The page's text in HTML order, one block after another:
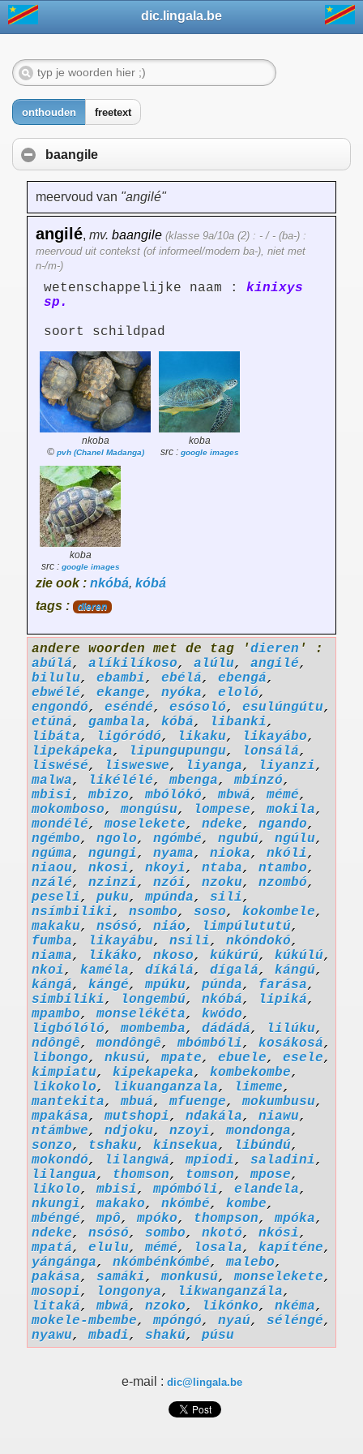
dic.lingala.be
onthouden freetext
baangile
meervoud van "angilé"
angilé, mv. baangile (klasse 9a/10a (2) : - / - (ba-) :
meervoud uit contekst (of informeel/modern ba-), niet met
n-/m-)
wetenschappelijke naam : kinixys
sp.
soort schildpad
nkoba
© pvh (Chanel Madanga)
koba
src : google images
koba
src : google images
zie ook : nkóbá, kóbá
tags :
dieren
andere woorden met de tag 'dieren ' :
abúlá, alíkilíkoso, alúlu, angilé,
bilulu, ebambi, ebélá, ebengá,
ebwélé, ekange, nyóka, eloló,
engondó, eséndé, esósoló, esulúngútu,
etúná, gambala, kóbá, libanki,
libáta, ligóródó, likaku, likayábo,
lipekápeka, lipungupungu, lonsálá,
liswésé, lisweswe, liyanga, liyanzi,
malwa, likélélé,mbenga,mbínzó,
mbisi,mbizo,mbólókó,mbwá,mémé,
mokomboso,mongúsu, lompese,mokila,
mondélé,moselekete, ndeke, ngando,
ngémbo, ngolo, ngómbé, ngubú, ngúlu,
ngúma, ngungi, nyama, nioka, nkóli,
niaou, nkosi, nkoyi, ntaba, ntambo,
nzálé, nzinzi, nzói, nzoku, nzombó,
peseli, puku,mpúnda, sili,
nsímbiliki, nsombo, soso, kokombele,
makaku, nsósó, niáo, limpúlututú,
fumba, likayábu, nsili, nkóndokó,
niama, likáko, nkoso, kúkúrú, kúkúlú,
nkoi, kaméla, díkálá, dígalá, kángú,
kángá, kángé,mpúku, púnda, farása,
simbiliki, longembú, nkóbá, lipiká,
mpambo,monselékéta, kwódo,
ligbólóló,mombemba, dádádá, lilúku,
ndôngê,mondôngê,mbómbóli, kosákosá,
libongo, nkusú,mpate, ebuele, esele,
kimpiatu, kipekapeka, kombekombe,
likokolo, likuanganzala, limeme,
mantekita,mbuá,mfuenge,mokumbusu,
mpakása,mutshopi, ndakála, niawu,
ntámbwe, ndjoku, nzoyi,mondonga,
sonzo, tshaku, kinsekua, libúndú,
mokondó, lilangwá,mpíodi, saladini,
lilangua, thomson, tomson,mpose,
likolo,mbisi,mpómbóli, elandela,
nkungi,makako, nkómbé, kombe,
mbéngé,mpô,mpóko, thompson,mpóka,
ndeke, nsósó, sombo, nkotó, nkósi,
mpatá, elulu,mémé, losala, kapíténe,
yángánga, nkómbénkómbé,malebo,
pakása, samáki,monkusú,monselekete,
mosopi, longonya, likwanganzála,
litaká,mbwá, nzoko, likónko, nkéma,
mokele-mbembe,mpóngó, nyaú, séléngé,
nyawu,mbadi, shakú, púsu
e-mail : dic@lingala.be